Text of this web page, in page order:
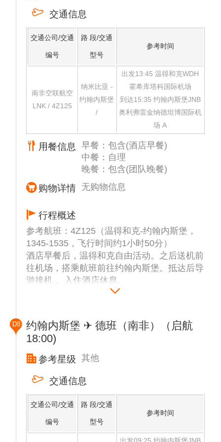
这个德式小镇最浪漫惬意的享受之一。
特色海鲜餐。
交通信息
交通公司/交通
编号
路 段/交通
型号
参考时间
南非空联航空
LNK / 4Z125
纳米比亚 -
约翰内斯堡
/
出发13:45 温得和克WDH
霍希库塔科国际机场
到达15:35 约翰内斯堡JNB
奥利弗雷金纳德坦博国际机
场 A
用餐信息
早餐：包含(酒店早餐)
中餐：自理
晚餐：包含(团队晚餐)
购物详情 无购物信息
行程概述
参考航班：4Z125（温得和克-约翰内斯堡，
1345-1535，飞行时间约1小时50分）
酒店早餐后，温得和克自由活动。之后送机前
往机场，搭乘航班前往约翰内斯堡。抵达后导
游接机， 入住酒店休息。
D8
约翰内斯堡 ✈ 德班（南非）（启航
18:00)
参考星级 其他
交通信息
交通公司/交通
编号
路 段/交通
型号
参考时间
出发09:25 约翰内斯堡JNB